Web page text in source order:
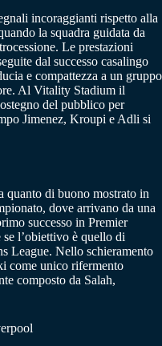
incoraggianti rispetto alla
la squadra guidata da
Le prestazioni
dal successo casalingo
e compattezza a un gruppo
Al Vitality Stadium il
del pubblico per
Jimenez, Kroupi e Adli si
quanto di buono mostrato in
dove arrivano da una
successo in Premier
l’obiettivo è quello di
League. Nello schieramento
come unico rifermento
composto da Salah,